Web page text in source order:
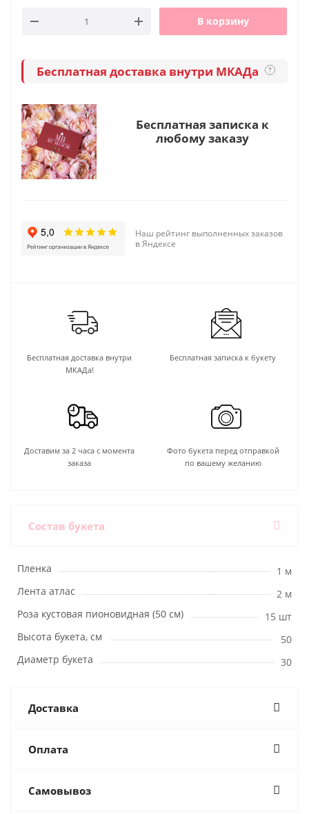
В корзину
Бесплатная доставка внутри МКАДа ?
Бесплатная записка к
любому заказу
Наш рейтинг выполненных заказов
в Яндексе
Бесплатная доставка внутри
МКАДа!
Бесплатная записка к букету
Доставим за 2 часа с момента
заказа
Фото букета перед отправкой
по вашему желанию
Состав букета
Пленка
1 м
Лента атлас
2 м
Роза кустовая пионовидная (50 см)
15 шт
Высота букета, см
50
Диаметр букета
30
Доставка
Оплата
Самовывоз